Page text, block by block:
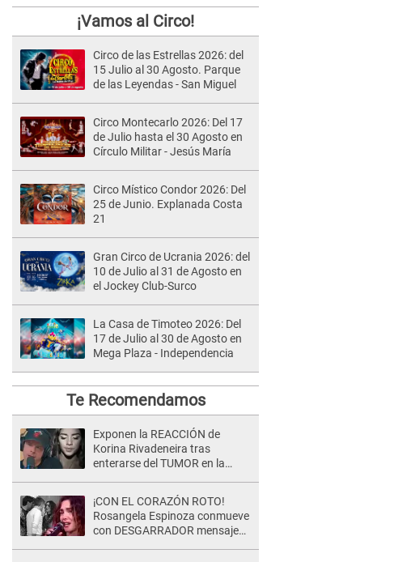
¡Vamos al Circo!
Circo de las Estrellas 2026: del
15 Julio al 30 Agosto. Parque
de las Leyendas - San Miguel
Circo Montecarlo 2026: Del 17
de Julio hasta el 30 Agosto en
Círculo Militar - Jesús María
Circo Místico Condor 2026: Del
25 de Junio. Explanada Costa
21
Gran Circo de Ucrania 2026: del
10 de Julio al 31 de Agosto en
el Jockey Club-Surco
La Casa de Timoteo 2026: Del
17 de Julio al 30 de Agosto en
Mega Plaza - Independencia
Te Recomendamos
Exponen la REACCIÓN de
Korina Rivadeneira tras
enterarse del TUMOR en la
¡CON EL CORAZÓN ROTO!
Rosangela Espinoza conmueve
con DESGARRADOR mensaje